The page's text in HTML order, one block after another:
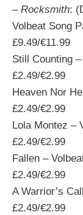
– Rocksmith:
Volbeat Song
£9.49/€11.99
Still Counting
£2.49/€2.99
Heaven Nor
£2.49/€2.99
Lola Montez –
£2.49/€2.99
Fallen –
£2.49/€2.99
A Warrior’s
£2.49/€2.99